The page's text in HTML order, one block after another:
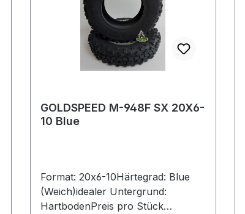
GOLDSPEED M-948F SX 20X6-
10 Blue
Format: 20x6-10Härtegrad: Blue
(Weich)idealer Untergrund:
HartbodenPreis pro Stück